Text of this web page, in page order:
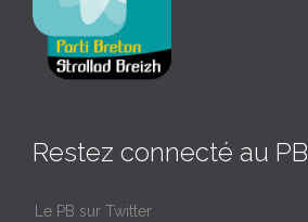
Restez connecté au PB
Le PB sur Twitter